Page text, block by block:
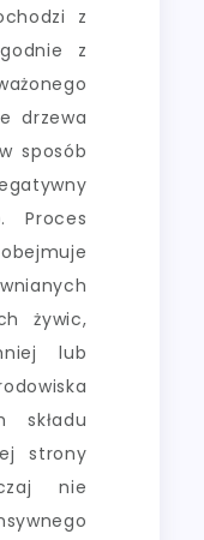
z
z
drzewa
sposób
Proces
żywic,
lub
strony
nie